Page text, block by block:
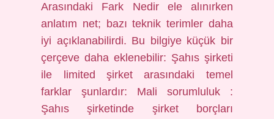
Arasındaki Fark Nedir ele alınırken
anlatım net; bazı teknik terimler daha
iyi açıklanabilirdi. Bu bilgiye küçük bir
çerçeve daha eklenebilir: Şahıs şirketi
ile limited şirket arasındaki temel
farklar şunlardır: Mali sorumluluk :
Şahıs şirketinde şirket borçları